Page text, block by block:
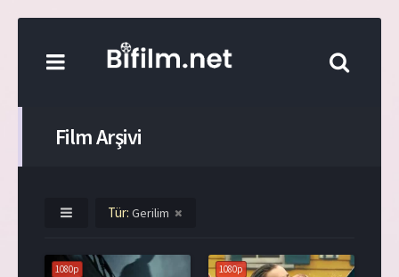
Film Arşivi
Tür: Gerilim
1080p 1080p